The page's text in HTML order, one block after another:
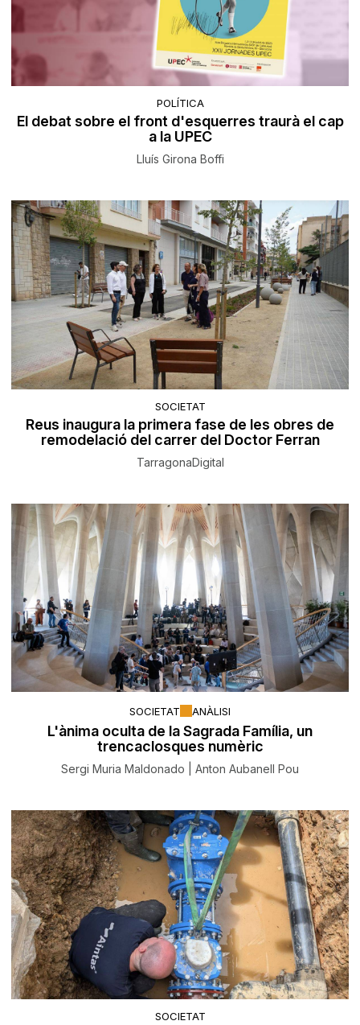
POLÍTICA
El debat sobre el front d'esquerres traurà el cap
a la UPEC
Lluís Girona Boffi
SOCIETAT
Reus inaugura la primera fase de les obres de
remodelació del carrer del Doctor Ferran
TarragonaDigital
SOCIETAT ANÀLISI
L'ànima oculta de la Sagrada Família, un
trencaclosques numèric
Sergi Muria Maldonado | Anton Aubanell Pou
SOCIETAT